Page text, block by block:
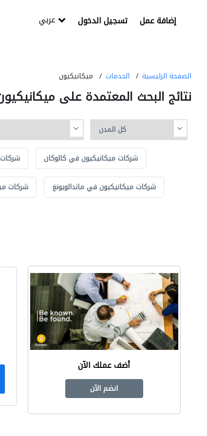
تسجيل الدخول إضافة عمل
الصفحة الرئيسية الخدمات ميكانيكيون
نتائج البحث المعتمدة على
شركات ميكانيكيون في كالوكان
شركات شركات ميكانيكيون في ماندالويونغ
أضف عملك الآن
انضم الآن